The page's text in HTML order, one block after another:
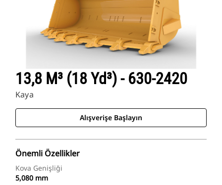
13,8 M³ (18 Yd³) - 630-2420
Kaya
Alışverişe Başlayın
Önemli Özellikler
Kova Genişliği
5,080 mm